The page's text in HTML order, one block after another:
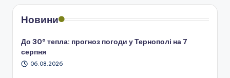
Новини
До 30° тепла: прогноз погоди у Тернополі на 7
серпня
06.08.2026